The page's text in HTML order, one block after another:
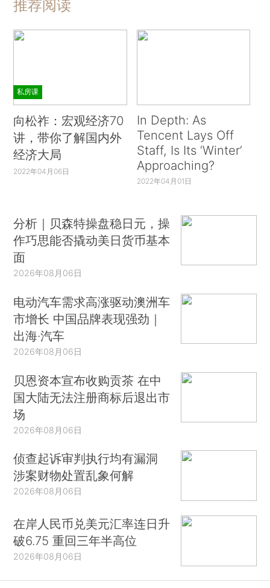
推荐阅读
私房课
向松祚：宏观经济70
讲，带你了解国内外
经济大局
2022年04月06日
In Depth: As
Tencent Lays Off
Staff, Is Its ‘Winter’
Approaching?
2022年04月01日
分析｜贝森特操盘稳日元，操
作巧思能否撬动美日货币基本
面
2026年08月06日
电动汽车需求高涨驱动澳洲车
市增长 中国品牌表现强劲｜
出海·汽车
2026年08月06日
贝恩资本宣布收购贡茶 在中
国大陆无法注册商标后退出市
场
2026年08月06日
侦查起诉审判执行均有漏洞
涉案财物处置乱象何解
2026年08月06日
在岸人民币兑美元汇率连日升
破6.75 重回三年半高位
2026年08月06日